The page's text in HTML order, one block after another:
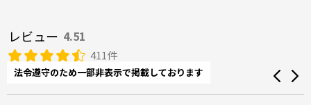
レビュー 4.51
411件
法令遵守のため一部非表示で掲載しております